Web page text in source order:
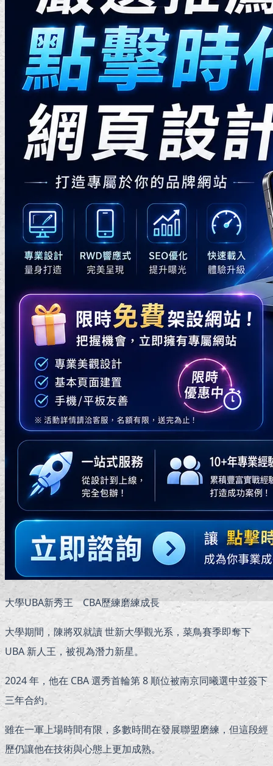
大學UBA新秀王 CBA歷練磨練成長
大學期間，陳將双就讀 世新大學觀光系，菜鳥賽季即奪下
UBA 新人王，被視為潛力新星。
2024 年，他在 CBA 選秀首輪第 8 順位被南京同曦選中並簽下
三年合約。
雖在一軍上場時間有限，多數時間在發展聯盟磨練，但這段經
歷仍讓他在技術與心態上更加成熟。